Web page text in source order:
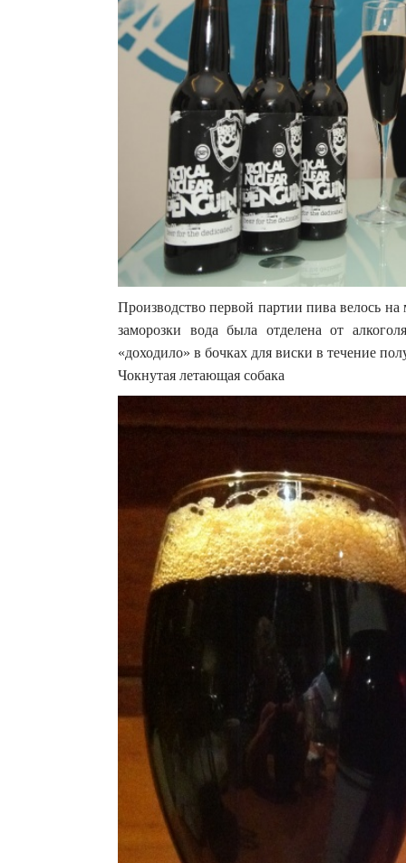
Производство первой партии пива велось
заморозки вода была отделена от
«доходило» в бочках для виски в течение
Чокнутая летающая собака